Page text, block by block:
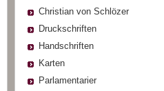
Christian von Schlözer
Druckschriften
Handschriften
Karten
Parlamentarier